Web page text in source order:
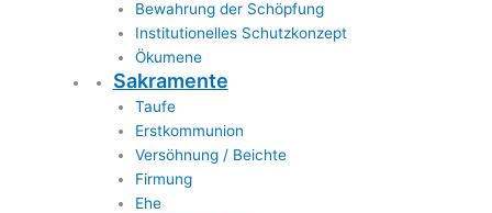
Bewahrung der Schöpfung
Institutionelles Schutzkonzept
Ökumene
Sakramente
Taufe
Erstkommunion
Versöhnung / Beichte
Firmung
Ehe